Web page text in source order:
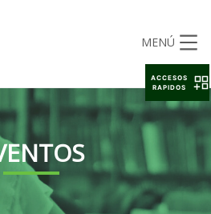
MENÚ
ACCESOS
RAPIDOS